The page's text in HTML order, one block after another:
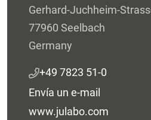
Gerhard-Juchheim-
77960 Seelbach
Germany
+49 7823 51-0
Envía un e-mail
www.julabo.com